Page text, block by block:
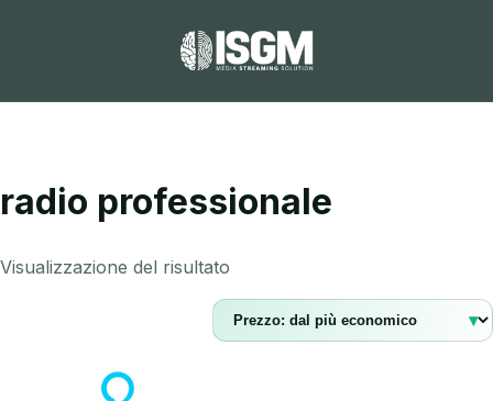
radio professionale
Visualizzazione del risultato